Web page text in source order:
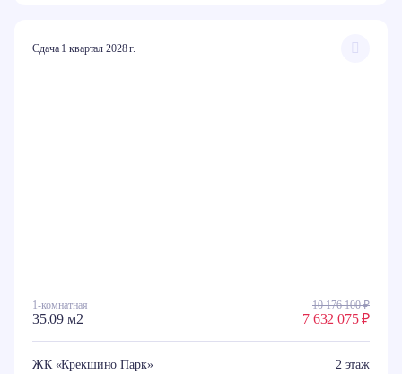
Сдача 1 квартал 2028 г.
1-комнатная
35.09 м2
10 176 100 ₽
7 632 075 ₽
ЖК «Крекшино Парк» 2 этаж